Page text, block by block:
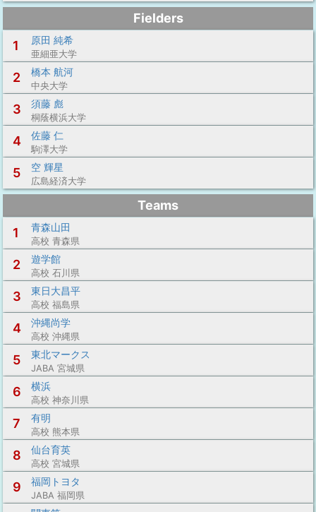
Fielders
1
原田 純希
亜細亜大学
2 橋本 航河
中央大学
3 須藤 彪
桐蔭横浜大学
4 佐藤 仁
駒澤大学
5 空 輝星
広島経済大学
Teams
1
青森山田
高校 青森県
2 遊学館
高校 石川県
3 東日大昌平
高校 福島県
4 沖縄尚学
高校 沖縄県
5 東北マークス
JABA 宮城県
6 横浜
高校 神奈川県
7 有明
高校 熊本県
8 仙台育英
高校 宮城県
9 福岡トヨタ
JABA 福岡県